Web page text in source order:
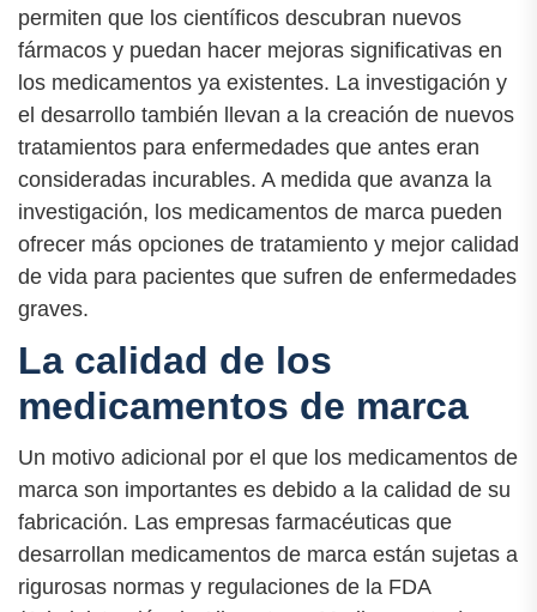
permiten que los científicos descubran nuevos
fármacos y puedan hacer mejoras significativas en
los medicamentos ya existentes. La investigación y
el desarrollo también llevan a la creación de nuevos
tratamientos para enfermedades que antes eran
consideradas incurables. A medida que avanza la
investigación, los medicamentos de marca pueden
ofrecer más opciones de tratamiento y mejor calidad
de vida para pacientes que sufren de enfermedades
graves.
La calidad de los
medicamentos de marca
Un motivo adicional por el que los medicamentos de
marca son importantes es debido a la calidad de su
fabricación. Las empresas farmacéuticas que
desarrollan medicamentos de marca están sujetas a
rigurosas normas y regulaciones de la FDA